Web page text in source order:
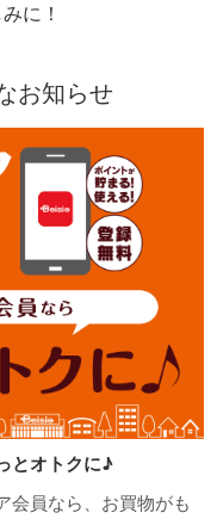
に！
お知らせ
とオトクに♪
会員なら、お買物がも